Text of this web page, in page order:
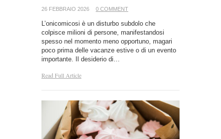
26 FEBBRAIO 2026 0 COMMENT
L’onicomicosi è un disturbo subdolo che
colpisce milioni di persone, manifestandosi
spesso nel momento meno opportuno, magari
poco prima delle vacanze estive o di un evento
importante. Il desiderio di…
Read Full Article